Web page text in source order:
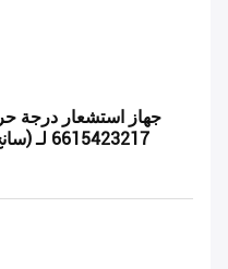
جهاز استشعار درجة